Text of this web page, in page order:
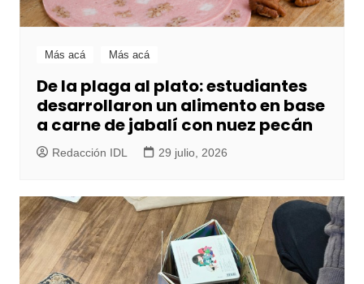
Más acá Más acá
De la plaga al plato: estudiantes
desarrollaron un alimento en base
a carne de jabalí con nuez pecán
Redacción IDL 29 julio, 2026